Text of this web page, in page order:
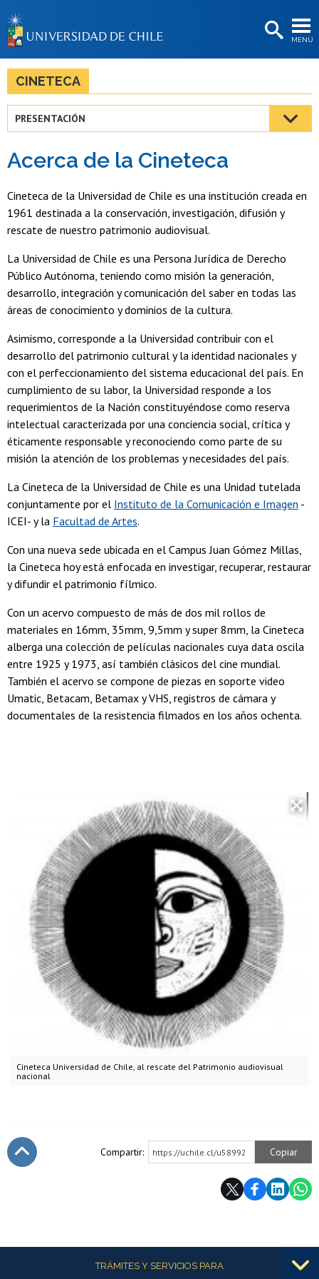
MENÚ
BIBLIOTECAS
Estudiantes
Académicas/os
Funcionarias/os
Egresadas/os
CINETECA
PRESENTACIÓN
Acerca de la Cineteca
Cineteca Universidad de Chile, al rescate del Patrimonio audiovisual
nacional
Cineteca de la Universidad de Chile es una institución creada en
1961 destinada a la conservación, investigación, difusión y
rescate de nuestro patrimonio audiovisual.
La Universidad de Chile es una Persona Jurídica de Derecho
Público Autónoma, teniendo como misión la generación,
desarrollo, integración y comunicación del saber en todas las
áreas de conocimiento y dominios de la cultura.
Asimismo, corresponde a la Universidad contribuir con el
desarrollo del patrimonio cultural y la identidad nacionales y
con el perfeccionamiento del sistema educacional del país. En
cumplimiento de su labor, la Universidad responde a los
requerimientos de la Nación constituyéndose como reserva
intelectual caracterizada por una conciencia social, crítica y
éticamente responsable y reconociendo como parte de su
misión la atención de los problemas y necesidades del país.
La Cineteca de la Universidad de Chile es una Unidad tutelada
conjuntamente por el Instituto de la Comunicación e Imagen -
ICEI- y la Facultad de Artes.
Con una nueva sede ubicada en el Campus Juan Gómez Millas,
la Cineteca hoy está enfocada en investigar, recuperar, restaurar
y difundir el patrimonio fílmico.
Con un acervo compuesto de más de dos mil rollos de
materiales en 16mm, 35mm, 9,5mm y super 8mm, la Cineteca
alberga una colección de películas nacionales cuya data oscila
entre 1925 y 1973, así también clásicos del cine mundial.
También el acervo se compone de piezas en soporte video
Umatic, Betacam, Betamax y VHS, registros de cámara y
documentales de la resistencia filmados en los años ochenta.
Compartir: https://uchile.cl/u58992 Copiar
Más informaciónTRÁMITES Y SERVICIOS PARA